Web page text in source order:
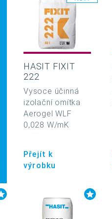
HASIT FIXIT
222
Vysoce účinná
izolační omítka
Aerogel WLF
0,028 W/mK
Přejít k
výrobku